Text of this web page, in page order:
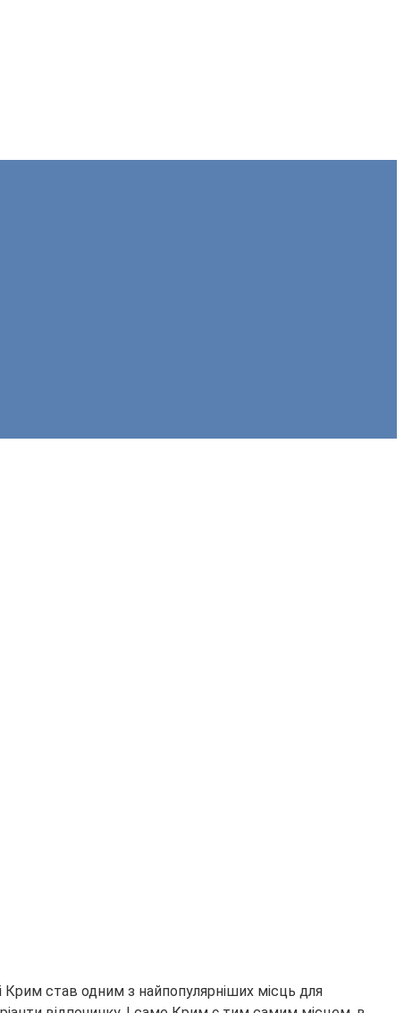
Крим став одним з найпопулярніших місць для